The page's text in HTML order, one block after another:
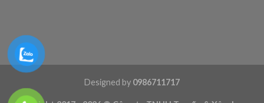
Designed by 0986711717